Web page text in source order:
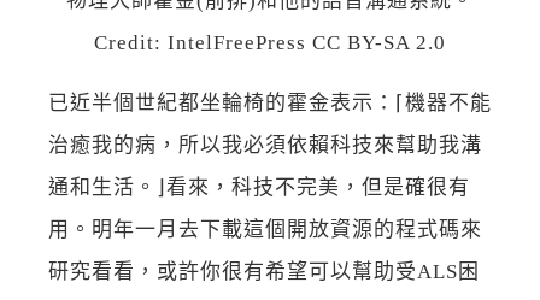
Credit: IntelFreePress CC BY-SA 2.0
已近半個世紀都坐輪椅的霍金表示：⌈機器不能
治癒我的病，所以我必須依賴科技來幫助我溝
通和生活。⌋看來，科技不完美，但是確很有
用。明年一月去下載這個開放資源的程式碼來
研究看看，或許你很有希望可以幫助受ALS困